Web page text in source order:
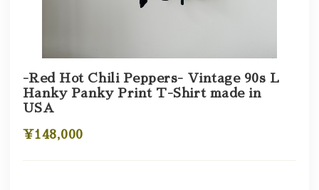
-Red Hot Chili Peppers- Vintage 90s L
Hanky Panky Print T-Shirt made in
USA
¥148,000